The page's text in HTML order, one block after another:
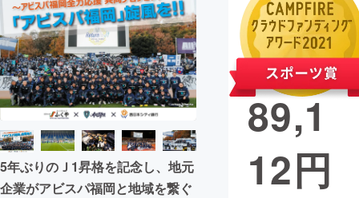
アート・写真 音楽
テクノロジー・ガジェット ゲーム・
映像・映画 書籍・雑誌
ビジネス・起業 チャレンジ
まちづくり・地域活性化
5年ぶりのＪ1昇格を記念し、地元
企業がアビスパ福岡と地域を繋ぐ
現在の支援総
額
11,9
89,1
12円